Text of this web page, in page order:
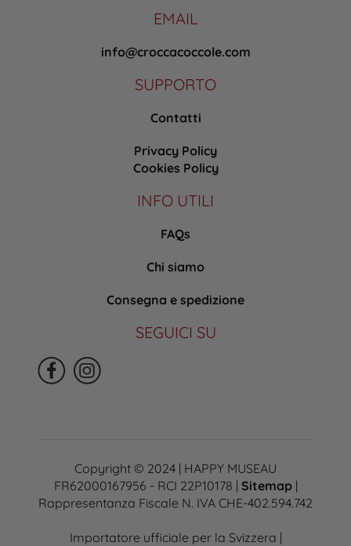
EMAIL
info@croccacoccole.com
SUPPORTO
Contatti
Privacy Policy
Cookies Policy
INFO UTILI
FAQs
Chi siamo
Consegna e spedizione
SEGUICI SU
Copyright © 2024 | HAPPY MUSEAU
FR62000167956 - RCI 22P10178 | Sitemap|
Rappresentanza Fiscale N. IVA CHE-402.594.742
Importatore ufficiale per la Svizzera |